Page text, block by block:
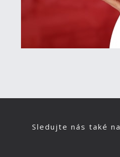
Sledujte nás také na